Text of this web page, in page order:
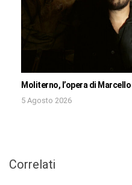
Moliterno, l’opera di
5 Agosto 2026
Correlati